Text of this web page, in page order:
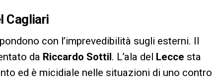
Cagliari
con l’imprevedibilità sugli esterni. Il
da Riccardo Sottil. L’ala del Lecce sta
ed è micidiale nelle situazioni di uno contro